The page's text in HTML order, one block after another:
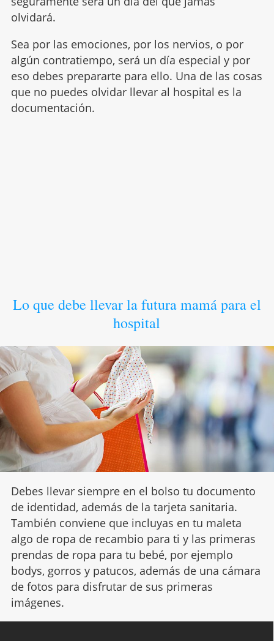
olvidará.
Sea por las emociones, por los nervios, o por
algún contratiempo, será un día especial y por
eso debes prepararte para ello. Una de las cosas
que no puedes olvidar llevar al hospital es la
documentación.
Lo que debe llevar la futura mamá para el
hospital
Debes llevar siempre en el bolso tu documento
de identidad, además de la tarjeta sanitaria.
También conviene que incluyas en tu maleta
algo de ropa de recambio para ti y las primeras
prendas de ropa para tu bebé, por ejemplo
bodys, gorros y patucos, además de una cámara
de fotos para disfrutar de sus primeras
imágenes.